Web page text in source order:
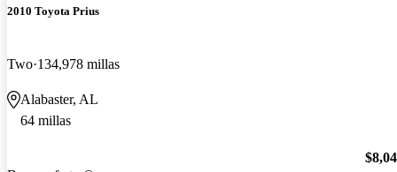
2010 Toyota Prius
Two 134,978 millas
Alabaster, AL
64 millas